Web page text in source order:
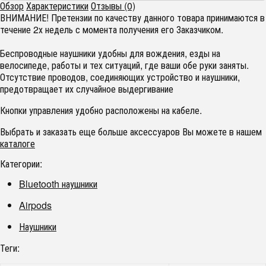
ОбзорХарактеристикиОтзывы (0)
ВНИМАНИЕ! Претензии по качеству данного товара принимаются в
течение 2х недель с момента получения его Заказчиком.
Беспроводные наушники удобны для вождения, езды на
велосипеде, работы и тех ситуаций, где ваши обе руки заняты.
Отсутствие проводов, соединяющих устройство и наушники,
предотвращает их случайное выдергивание
Кнопки управления удобно расположены на кабеле.
Выбрать и заказать еще больше аксессуаров Вы можете в нашем
каталоге
Категории:
Bluetooth наушники
Airpods
Наушники
Теги: